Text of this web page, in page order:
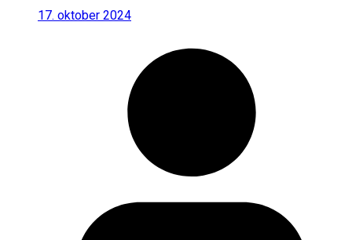
17. oktober 2024